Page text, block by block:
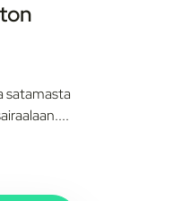
satamasta